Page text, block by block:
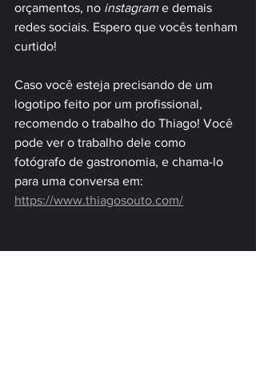
orçamentos, no instagram e demais
redes sociais. Espero que vocês tenham
curtido!
Caso você esteja precisando de um
logotipo feito por um profissional,
recomendo o trabalho do Thiago! Você
pode ver o trabalho dele como
fotógrafo de gastronomia, e chama-lo
para uma conversa em:
https://www.thiagosouto.com/